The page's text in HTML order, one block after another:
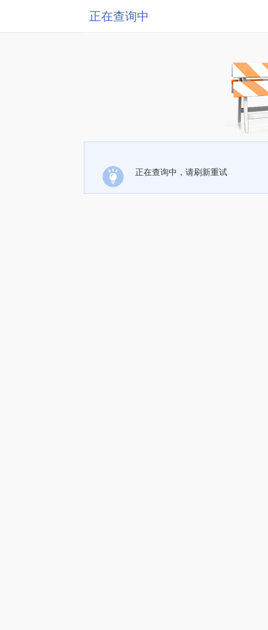
正在查询中
正在查询中，请刷新重试